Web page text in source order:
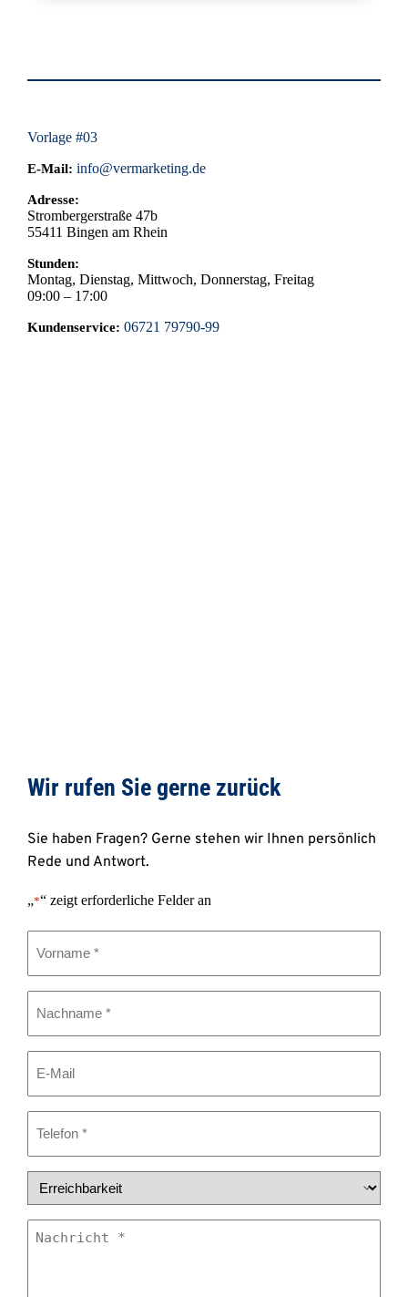
die Versicherung der physischen Metalle ist ratsam.
Vorlage #03
E-Mail: info@vermarketing.de
Adresse:
Strombergerstraße 47b
55411 Bingen am Rhein
Stunden:
Montag, Dienstag, Mittwoch, Donnerstag, Freitag
09:00 – 17:00
Kundenservice: 06721 79790-99
Wir rufen Sie gerne zurück
Sie haben Fragen? Gerne stehen wir Ihnen persönlich
Rede und Antwort.
„*“ zeigt erforderliche Felder an
Mail